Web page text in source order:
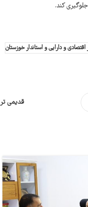
کند.
اقتصادی و دارایی و استاندار خوزستان
قدیمی تر